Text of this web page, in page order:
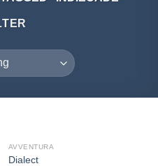
AVVENTURA
Dialect